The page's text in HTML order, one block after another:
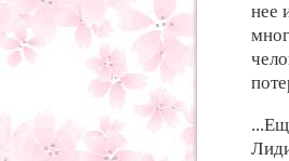
нее